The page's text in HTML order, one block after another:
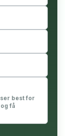
best for
få